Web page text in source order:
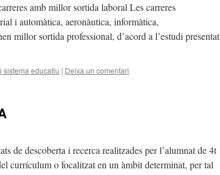
amb millor sortida laboral Les carreres
i automàtica, aeronàutica, informàtica,
millor sortida professional, d’acord a l’estudi presentat
sistema educatiu | Deixa un comentari
de descoberta i recerca realitzades per l’alumnat de 4t
currículum o focalitzat en un àmbit determinat, per tal